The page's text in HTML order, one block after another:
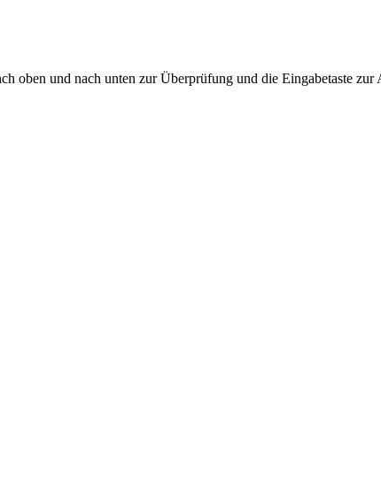
oben und nach unten zur Überprüfung und die Eingabetaste zur